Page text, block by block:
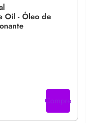
Oil - Óleo de
Compre